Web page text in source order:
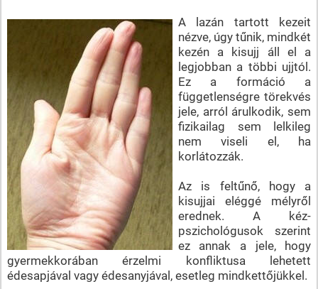
A lazán tartott kezeit
nézve, úgy tűnik, mindkét
kezén a kisujj áll el a
legjobban a többi ujjtól.
Ez a formáció a
függetlenségre törekvés
jele, arról árulkodik, sem
fizikailag sem lelkileg
nem viseli el, ha
korlátozzák.
Az is feltűnő, hogy a
kisujjai eléggé mélyről
erednek. A kéz-
pszichológusok szerint
ez annak a jele, hogy
gyermekkorában érzelmi konfliktusa lehetett
édesapjával vagy édesanyjával, esetleg mindkettőjükkel.